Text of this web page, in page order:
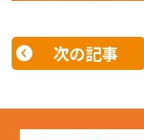
次の記事